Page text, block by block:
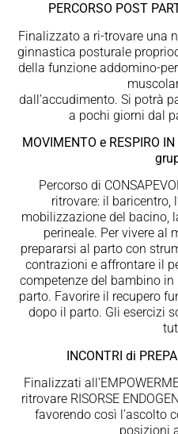
PERCORSO POST
Finalizzato a ri-trovare una
ginnastica posturale
della funzione addomino-
dall’accudimento. Si potrà
a pochi giorni dal
MOVIMENTO e RESPIRO
Percorso di
ritrovare: il baricentro,
mobilizzazione del bacino,
perineale. Per vivere al
prepararsi al parto con
contrazioni e affrontare il
competenze del bambino
parto. Favorire il recupero
dopo il parto. Gli esercizi
INCONTRI di
Finalizzati
ritrovare RISORSE
favorendo così l’ascolto
posizioni